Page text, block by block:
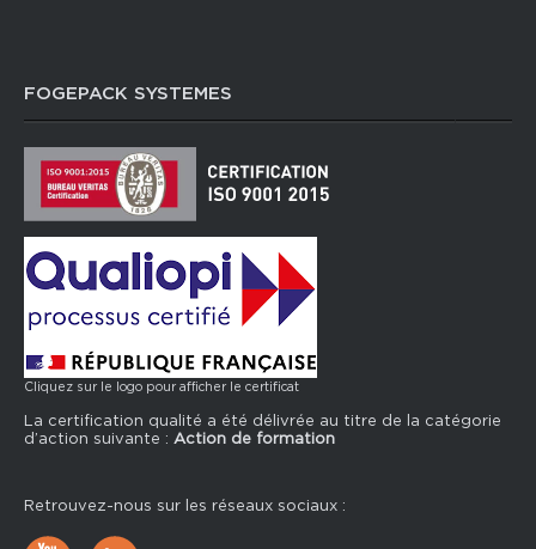
FOGEPACK SYSTEMES
Cliquez sur le logo pour afficher le certificat
La certification qualité a été délivrée au titre de la catégorie
d’action suivante : Action de formation
Retrouvez-nous sur les réseaux sociaux :